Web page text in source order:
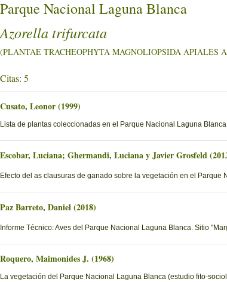
Parque Nacional Laguna Blanca
Azorella trifurcata
(PLANTAE TRACHEOPHYTA MAGNOLIOPSIDA APIALES
Citas: 5
Cusato, Leonor (1999)
Lista de plantas coleccionadas en el Parque Nacional Laguna Blanca.
Escobar, Luciana; Ghermandi, Luciana y Javier Grosfeld
Efecto del as clausuras de ganado sobre la vegetación en el Parque
Paz Barreto, Daniel (2018)
Informe Técnico: Aves del Parque Nacional Laguna Blanca. Sitio
Roquero, Maimonides J. (1968)
La vegetación del Parque Nacional Laguna Blanca (estudio fito-